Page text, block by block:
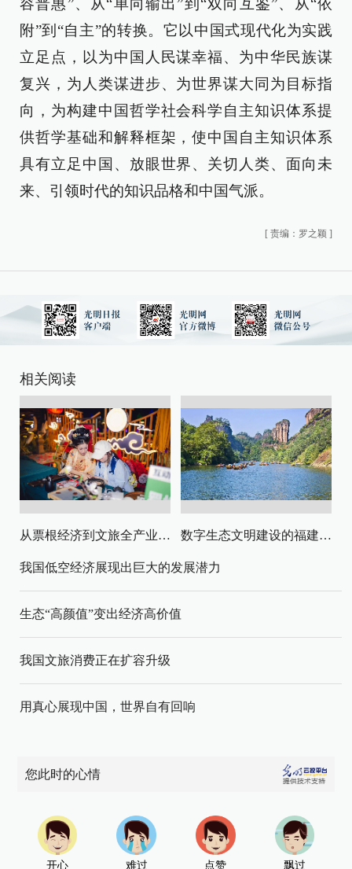
容普惠”、从“单向输出”到“双向互鉴”、从“依
附”到“自主”的转换。它以中国式现代化为实践
立足点，以为中国人民谋幸福、为中华民族谋
复兴，为人类谋进步、为世界谋大同为目标指
向，为构建中国哲学社会科学自主知识体系提
供哲学基础和解释框架，使中国自主知识体系
具有立足中国、放眼世界、关切人类、面向未
来、引领时代的知识品格和中国气派。
[ 责编：罗之颖 ]
相关阅读
从票根经济到文旅全产业链升级 数字生态文明建设的福建路径与启示
我国低空经济展现出巨大的发展潜力
生态“高颜值”变出经济高价值
我国文旅消费正在扩容升级
用真心展现中国，世界自有回响
您此时的心情
开心 难过 点赞 飘过